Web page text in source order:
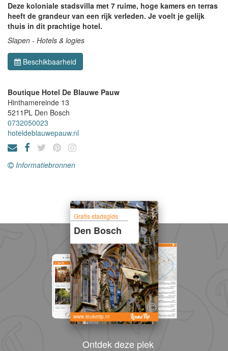
Deze koloniale stadsvilla met 7 ruime, hoge kamers en terras
heeft de grandeur van een rijk verleden. Je voelt je gelijk
thuis in dit prachtige hotel.
Slapen - Hotels & logies
Beschikbaarheid
Boutique Hotel De Blauwe Pauw
Hinthamereinde 13
5211PL Den Bosch
0732050023
hoteldeblauwepauw.nl
Informatiebronnen
Gratis stadsgids
Den Bosch
www.leuketip.nl
Ontdek deze plek